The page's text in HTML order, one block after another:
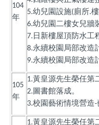
104
年
5.幼兒園設施(廁所.
6.幼兒園二樓女兒牆
7. 日新樓屋頂防水工
8.永續校園局部改造
9.永續校園局部改造
105
年
1.黃皇源先生榮任第
2.圖書館落成。
3.校園藝術情境營造-
1.黃皇源先生榮任第